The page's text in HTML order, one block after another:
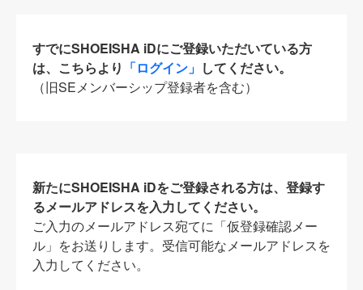
すでにSHOEISHA iDにご登録いただいている方
は、こちらより 「ログイン」 してください。
（旧SEメンバーシップ登録者を含む）
新たにSHOEISHA iDをご登録される方は、登録す
るメールアドレスを入力してください。
ご入力のメールアドレス宛てに「仮登録確認メー
ル」をお送りします。受信可能なメールアドレスを
入力してください。